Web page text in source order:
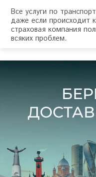
Все услуги по
даже если происходит
страховая компания
всяких проблем.